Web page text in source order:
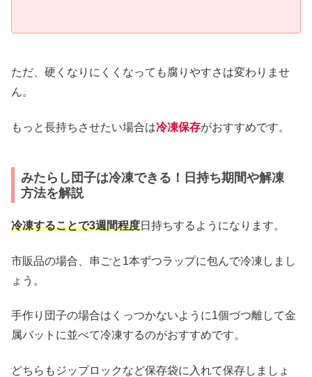
ただ、硬くなりにくくなっても腐りやすさは変わりませ
ん。
もっと長持ちさせたい場合は冷凍保存がおすすめです。
みたらし団子は冷凍できる！日持ち期間や解凍
方法を解説
冷凍することで3週間程度日持ちするようになります。
市販品の場合、串ごと1本ずつラップに包んで冷凍しまし
ょう。
手作り団子の場合はくっつかないように1個づつ離して金
属バットに並べて冷凍するのがおすすめです。
どちらもジップロックなど保存袋に入れて保存しましょ